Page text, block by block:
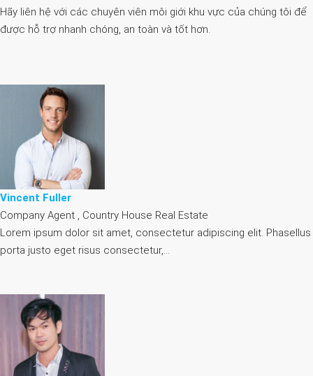
Hãy liên hệ với các chuyên viên môi giới khu vực của chúng tôi để
được hỗ trợ nhanh chóng, an toàn và tốt hơn.
Vincent Fuller
Company Agent , Country House Real Estate
Lorem ipsum dolor sit amet, consectetur adipiscing elit. Phasellus
porta justo eget risus consectetur,…